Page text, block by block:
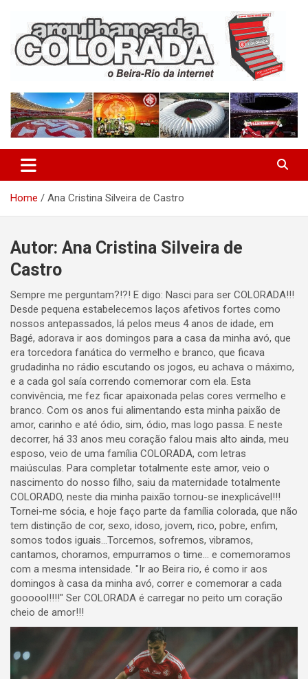
content
Arquibancada Colorada
Home Ana Cristina Silveira de Castro
Autor: Ana Cristina Silveira de
Castro
Sempre me perguntam?!?! E digo: Nasci para ser COLORADA!!!
Desde pequena estabelecemos laços afetivos fortes como
nossos antepassados, lá pelos meus 4 anos de idade, em
Bagé, adorava ir aos domingos para a casa da minha avó, que
era torcedora fanática do vermelho e branco, que ficava
grudadinha no rádio escutando os jogos, eu achava o máximo,
e a cada gol saía correndo comemorar com ela. Esta
convivência, me fez ficar apaixonada pelas cores vermelho e
branco. Com os anos fui alimentando esta minha paixão de
amor, carinho e até ódio, sim, ódio, mas logo passa. E neste
decorrer, há 33 anos meu coração falou mais alto ainda, meu
esposo, veio de uma família COLORADA, com letras
maiúsculas. Para completar totalmente este amor, veio o
nascimento do nosso filho, saiu da maternidade totalmente
COLORADO, neste dia minha paixão tornou-se inexplicável!!!
Tornei-me sócia, e hoje faço parte da família colorada, que não
tem distinção de cor, sexo, idoso, jovem, rico, pobre, enfim,
somos todos iguais...Torcemos, sofremos, vibramos,
cantamos, choramos, empurramos o time... e comemoramos
com a mesma intensidade. "Ir ao Beira rio, é como ir aos
domingos à casa da minha avó, correr e comemorar a cada
goooool!!!!" Ser COLORADA é carregar no peito um coração
cheio de amor!!!